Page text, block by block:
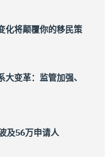
化将颠覆你的移民策
变革：监管加强、
及56万申请人